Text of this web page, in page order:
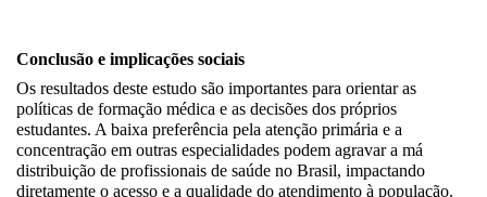
Conclusão e implicações sociais
Os resultados deste estudo são importantes para orientar as
políticas de formação médica e as decisões dos próprios
estudantes. A baixa preferência pela atenção primária e a
concentração em outras especialidades podem agravar a má
distribuição de profissionais de saúde no Brasil, impactando
diretamente o acesso e a qualidade do atendimento à população.